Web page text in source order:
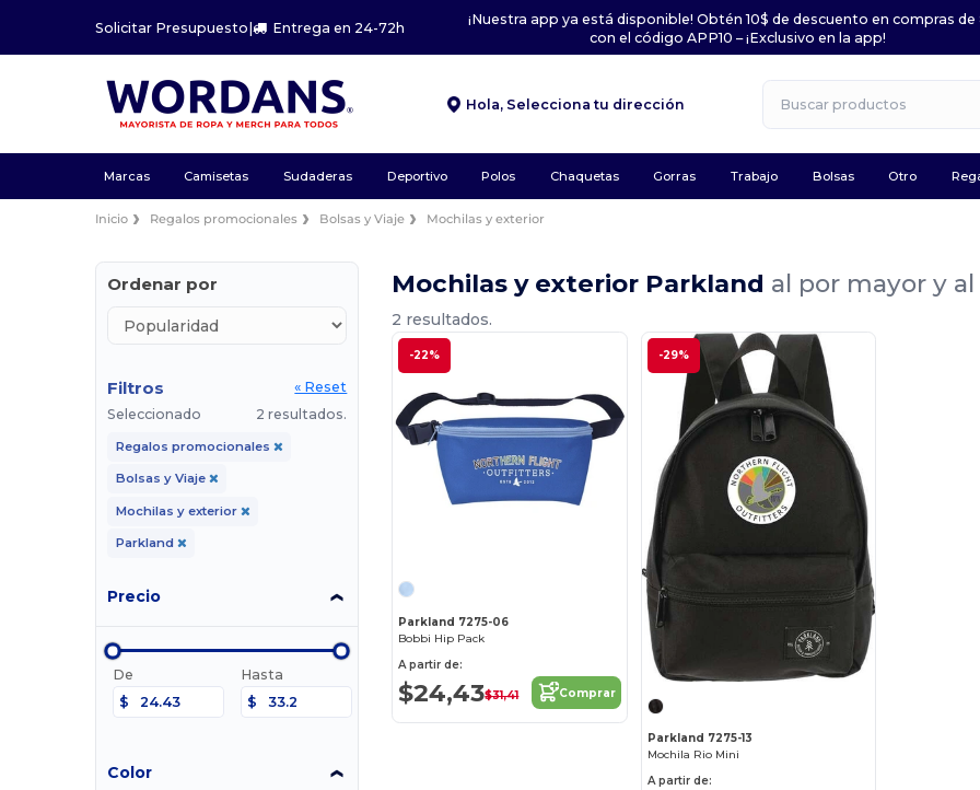
Solicitar Presupuesto| Entrega en 24-72h
¡Nuestra app ya está disponible! Obtén 10$ de descuento en compras
con el código APP10 – ¡Exclusivo en la app!
Hola, Selecciona tu dirección
Marcas Camisetas Sudaderas Deportivo Polos Chaquetas Gorras Trabajo Bolsas Otro
Inicio Regalos promocionales Bolsas y Viaje Mochilas y exterior
Ordenar por
Filtros
« Reset
Seleccionado
2 resultados.
Regalos promocionales
Bolsas y Viaje
Mochilas y exterior
Parkland
Precio
De
$
Hasta
$
Color
Mochilas y exterior Parkland al por mayor y
2 resultados.
-22%
Parkland 7275-06
Bobbi Hip Pack
A partir de:
$24,43$31,41 Comprar
-29%
Parkland 7275-13
Mochila Rio Mini
A partir de: